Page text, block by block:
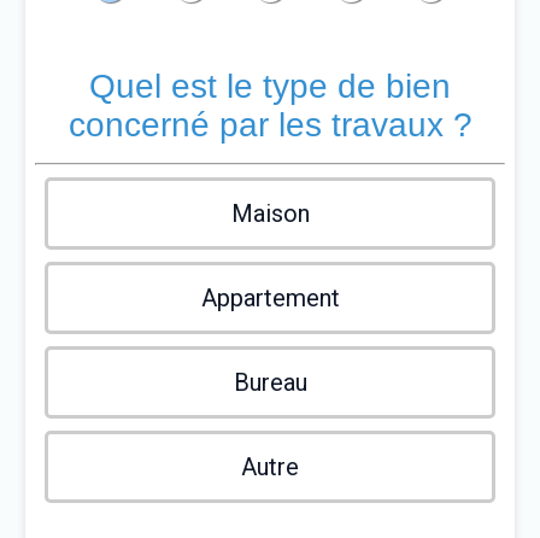
Quel est le type de bien
concerné par les travaux ?
Maison
Appartement
Bureau
Autre